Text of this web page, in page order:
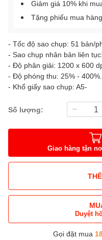
Giảm giá 10% khi
Tặng phiếu mua
- Tốc độ sao chụp: 51 bản/
- Sao chụp nhân bản liên
- Độ phân giải: 1200 x 600
- Độ phóng thu: 25% - 400%.
- Khổ giấy sao chụp: A5-
Số lượng:
Giao hàng tận
Duyệt
Gọi đặt mua